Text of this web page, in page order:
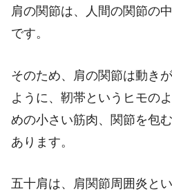
肩の関節は、人間の関節の
です。
そのため、肩の関節は動き
ように、靭帯というヒモの
めの小さい筋肉、関節を包
あります。
五十肩は、肩関節周囲炎と